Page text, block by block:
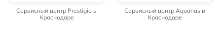
Сервисный центр Prestigio в
Краснодаре
Сервисный центр Aquarius в
Краснодаре